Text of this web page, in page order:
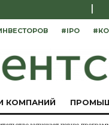
|
#IPO
КОМПАНИЙ